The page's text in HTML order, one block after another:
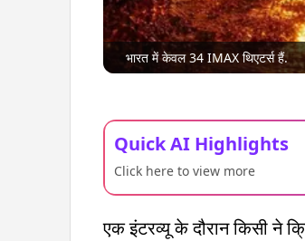
भारत में केवल 34 IMAX थिएटर्स हैं.
Quick AI Highlights
Click here to view more
एक इंटरव्यू के दौरान किसी ने